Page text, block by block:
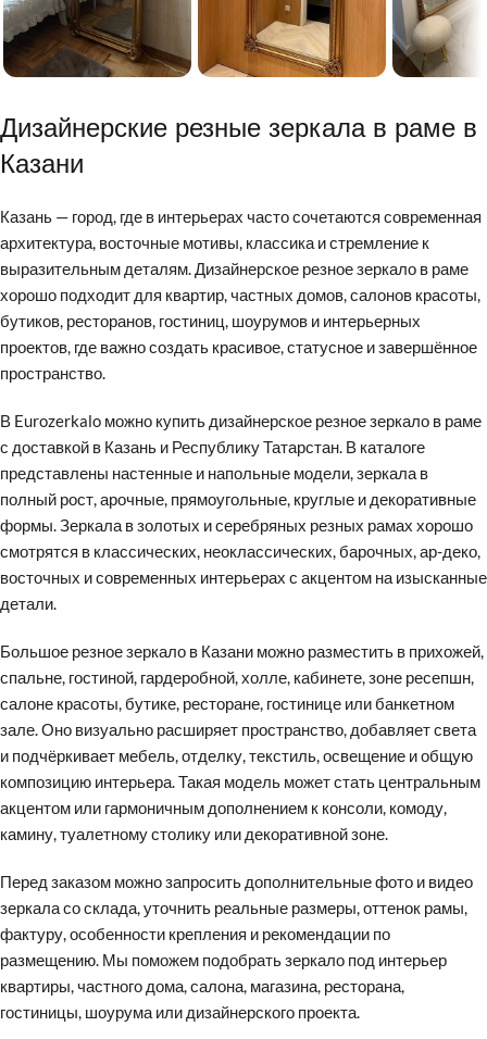
Дизайнерские резные зеркала в раме в
Казани
Казань — город, где в интерьерах часто сочетаются современная
архитектура, восточные мотивы, классика и стремление к
выразительным деталям. Дизайнерское резное зеркало в раме
хорошо подходит для квартир, частных домов, салонов красоты,
бутиков, ресторанов, гостиниц, шоурумов и интерьерных
проектов, где важно создать красивое, статусное и завершённое
пространство.
В Eurozerkalo можно купить дизайнерское резное зеркало в раме
с доставкой в Казань и Республику Татарстан. В каталоге
представлены настенные и напольные модели, зеркала в
полный рост, арочные, прямоугольные, круглые и декоративные
формы. Зеркала в золотых и серебряных резных рамах хорошо
смотрятся в классических, неоклассических, барочных, ар-деко,
восточных и современных интерьерах с акцентом на изысканные
детали.
Большое резное зеркало в Казани можно разместить в прихожей,
спальне, гостиной, гардеробной, холле, кабинете, зоне ресепшн,
салоне красоты, бутике, ресторане, гостинице или банкетном
зале. Оно визуально расширяет пространство, добавляет света
и подчёркивает мебель, отделку, текстиль, освещение и общую
композицию интерьера. Такая модель может стать центральным
акцентом или гармоничным дополнением к консоли, комоду,
камину, туалетному столику или декоративной зоне.
Перед заказом можно запросить дополнительные фото и видео
зеркала со склада, уточнить реальные размеры, оттенок рамы,
фактуру, особенности крепления и рекомендации по
размещению. Мы поможем подобрать зеркало под интерьер
квартиры, частного дома, салона, магазина, ресторана,
гостиницы, шоурума или дизайнерского проекта.